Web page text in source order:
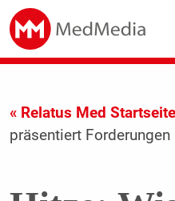
« Relatus Med Startseite
präsentiert Forderungen